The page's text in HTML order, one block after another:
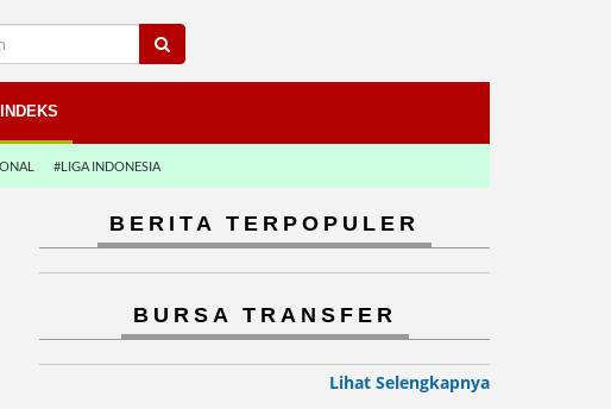
INDEKS
#LIGA INDONESIA
BERITA TERPOPULER
BURSA TRANSFER
Lihat Selengkapnya